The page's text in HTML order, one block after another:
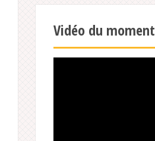
Vidéo du moment